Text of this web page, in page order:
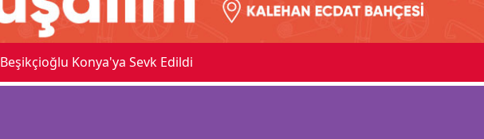
Beşikçioğlu Konya'ya Sevk Edildi